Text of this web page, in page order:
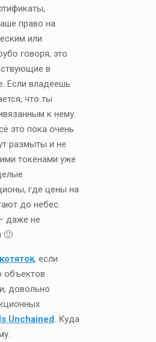
право на
или
говоря, это
в
Если владеешь
что ты
к нему.
это пока очень
размыты и не
токенами уже
где цены на
до небес.
даже не
🙂
, если
объектов
довольно
Unchained. Куда